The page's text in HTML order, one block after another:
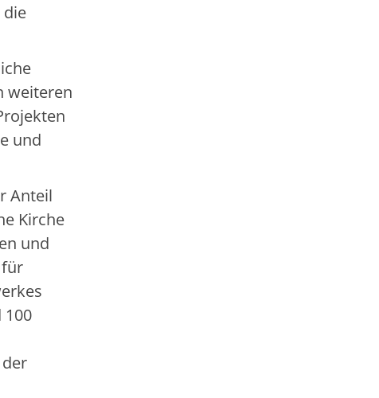
die
weiteren
und
Anteil
Kirche
und
100